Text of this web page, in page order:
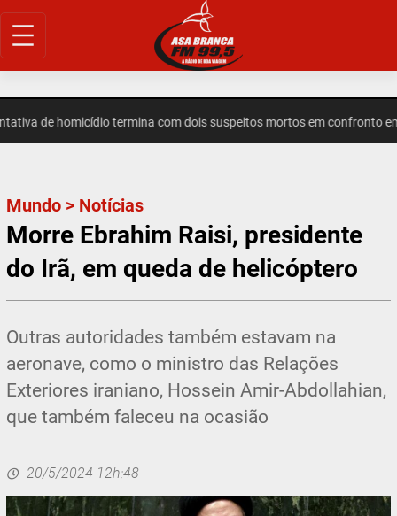
Pular
para
de homicídio termina com dois suspeitos mortos em confronto em
Mundo > Notícias
Morre Ebrahim Raisi, presidente
do Irã, em queda de helicóptero
Outras autoridades também estavam na
aeronave, como o ministro das Relações
Exteriores iraniano, Hossein Amir-Abdollahian,
que também faleceu na ocasião
20/5/2024 12h:48